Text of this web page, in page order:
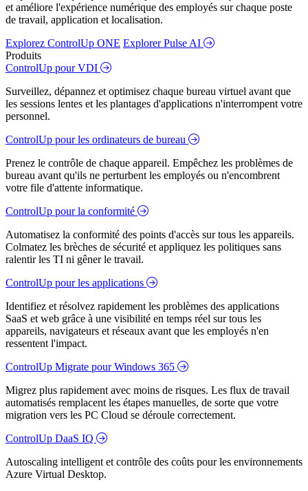
et améliore l'expérience numérique des employés sur chaque poste
de travail, application et localisation.
Explorez ControlUp ONE Explorer Pulse AI
Produits
ControlUp pour VDI
Surveillez, dépannez et optimisez chaque bureau virtuel avant que
les sessions lentes et les plantages d'applications n'interrompent votre
personnel.
ControlUp pour les ordinateurs de bureau
Prenez le contrôle de chaque appareil. Empêchez les problèmes de
bureau avant qu'ils ne perturbent les employés ou n'encombrent
votre file d'attente informatique.
ControlUp pour la conformité
Automatisez la conformité des points d'accès sur tous les appareils.
Colmatez les brèches de sécurité et appliquez les politiques sans
ralentir les TI ni gêner le travail.
ControlUp pour les applications
Identifiez et résolvez rapidement les problèmes des applications
SaaS et web grâce à une visibilité en temps réel sur tous les
appareils, navigateurs et réseaux avant que les employés n'en
ressentent l'impact.
ControlUp Migrate pour Windows 365
Migrez plus rapidement avec moins de risques. Les flux de travail
automatisés remplacent les étapes manuelles, de sorte que votre
migration vers les PC Cloud se déroule correctement.
ControlUp DaaS IQ
Autoscaling intelligent et contrôle des coûts pour les environnements
Azure Virtual Desktop.